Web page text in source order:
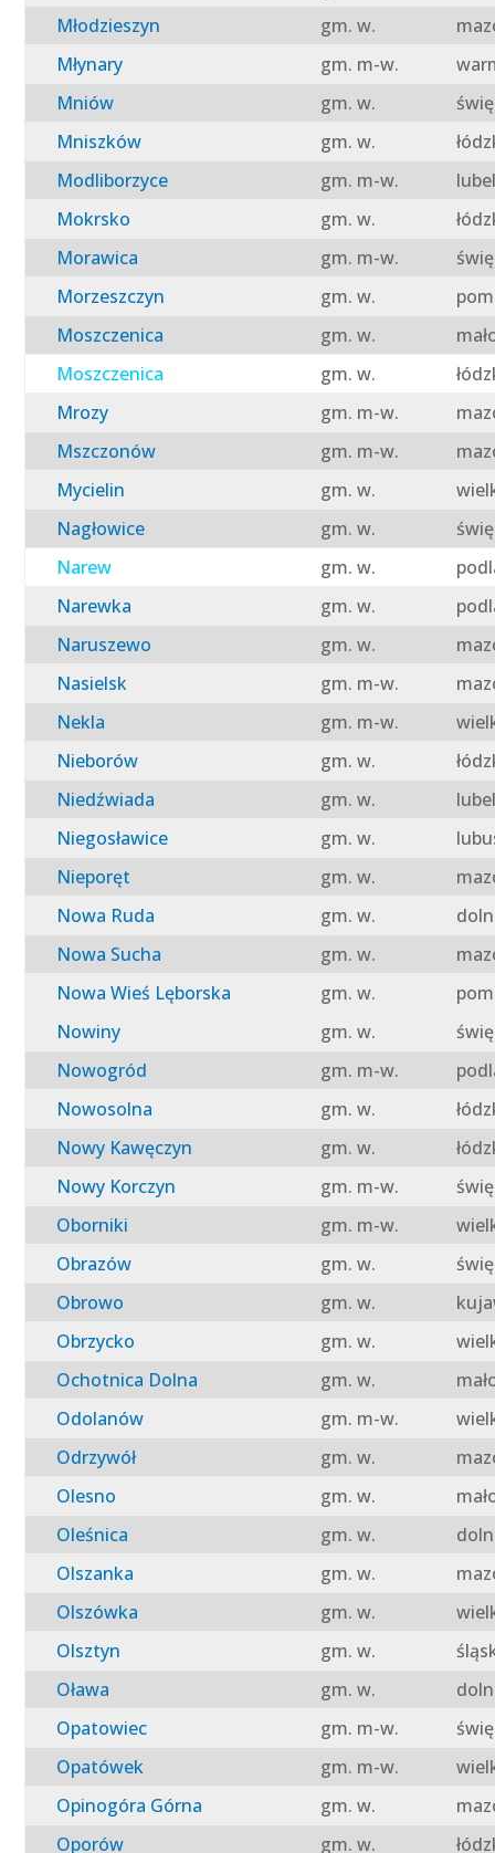
Młodzieszyn
gm. w.
Młynary
gm. m-w.
Mniów
gm. w.
Mniszków
gm. w.
Modliborzyce
gm. m-w.
Mokrsko
gm. w.
Morawica
gm. m-w.
Morzeszczyn
gm. w.
Moszczenica
gm. w.
Moszczenica
gm. w.
Mrozy
gm. m-w.
Mszczonów
gm. m-w.
Mycielin
gm. w.
Nagłowice
gm. w.
Narew
gm. w.
Narewka
gm. w.
Naruszewo
gm. w.
Nasielsk
gm. m-w.
Nekla
gm. m-w.
Nieborów
gm. w.
Niedźwiada
gm. w.
Niegosławice
gm. w.
Nieporęt
gm. w.
Nowa Ruda
gm. w.
Nowa Sucha
gm. w.
Nowa Wieś Lęborska
gm. w.
Nowiny
gm. w.
Nowogród
gm. m-w.
Nowosolna
gm. w.
Nowy Kawęczyn
gm. w.
Nowy Korczyn
gm. m-w.
Oborniki
gm. m-w.
Obrazów
gm. w.
Obrowo
gm. w.
Obrzycko
gm. w.
Ochotnica Dolna
gm. w.
Odolanów
gm. m-w.
Odrzywół
gm. w.
Olesno
gm. w.
Oleśnica
gm. w.
Olszanka
gm. w.
Olszówka
gm. w.
Olsztyn
gm. w.
Oława
gm. w.
Opatowiec
gm. m-w.
Opatówek
gm. m-w.
Opinogóra Górna
gm. w.
Oporów
gm. w.